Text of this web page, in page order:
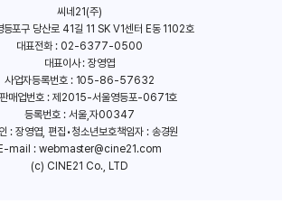
씨네21(주)
등포구 당산로 41길 11 SK V1센터 E동 1102호
대표전화 : 02-6377-0500
대표이사 : 장영엽
사업자등록번호 : 105-86-57632
매업번호 : 제2015-서울영등포-0671호
등록번호 : 서울,자00347
: 장영엽, 편집•청소년보호책임자 : 송경원
mail : webmaster@cine21.com
(c) CINE21 Co., LTD